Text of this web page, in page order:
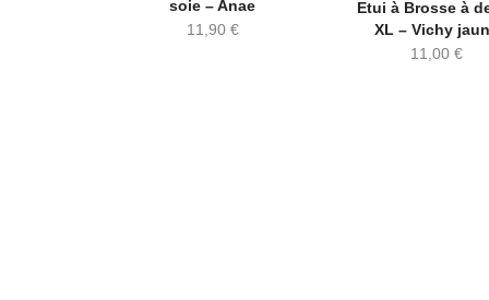
soie – Anae
11,90 €
Etui à Brosse à
XL – Vichy
11,00€